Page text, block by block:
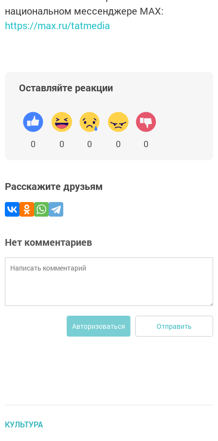
национальном мессенджере MАХ:
https://max.ru/tatmedia
Оставляйте реакции
0 0 0 0 0
Расскажите друзьям
Нет комментариев
Авторизоваться Отправить
КУЛЬТУРА